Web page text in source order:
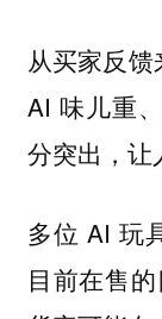
从买家反
AI 味儿重
分突出，让
多位 AI 玩
目前在售